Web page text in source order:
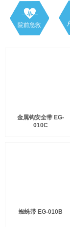
院前急救
金属钩安全带 EG-
010C
蜘蛛带 EG-010B